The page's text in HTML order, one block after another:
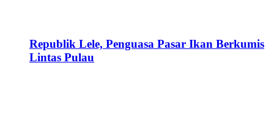
Republik Lele, Penguasa Pasar Ikan Berkumis
Lintas Pulau